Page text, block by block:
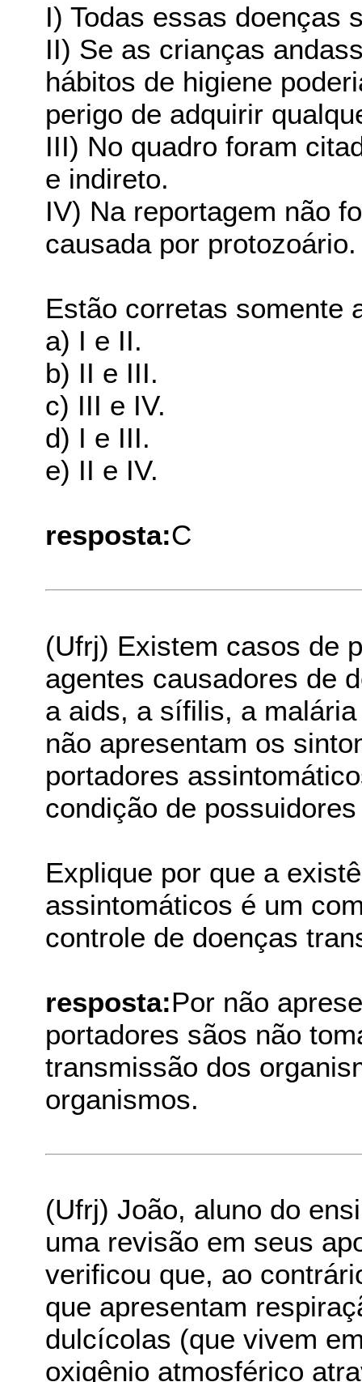
I) Todas essas doenças
II) Se as crianças
hábitos de higiene
perigo de adquirir
III) No quadro foram
e indireto.
IV) Na reportagem não
causada por protozoário.
Estão corretas somente
a) I e II.
b) II e III.
c) III e IV.
d) I e III.
e) II e IV.
resposta:C
(Ufrj) Existem casos de
agentes causadores de
a aids, a sífilis, a
não apresentam os
portadores
condição de
Explique por que a
assintomáticos é um
controle de doenças
resposta:Por não
portadores sãos não
transmissão dos
organismos.
(Ufrj) João, aluno do
uma revisão em seus
verificou que, ao
que apresentam
dulcícolas (que vivem
oxigênio atmosférico